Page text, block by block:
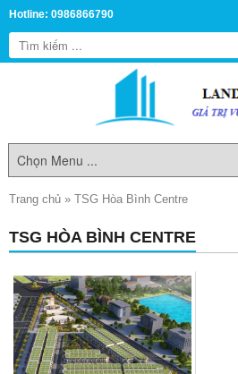
Hotline: 0986866790
Trang chủ » TSG Hòa Bình Centre
TSG HÒA BÌNH CENTRE